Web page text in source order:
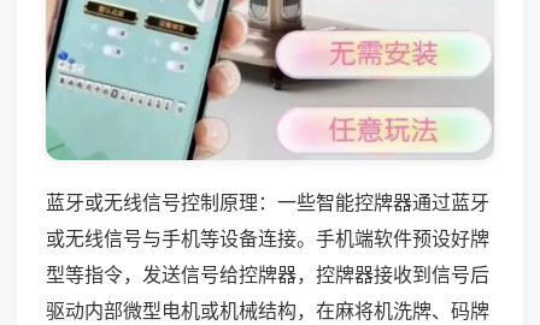
蓝牙或无线信号控制原理：一些智能控牌器通过蓝牙
或无线信号与手机等设备连接。手机端软件预设好牌
型等指令，发送信号给控牌器，控牌器接收到信号后
驱动内部微型电机或机械结构，在麻将机洗牌、码牌